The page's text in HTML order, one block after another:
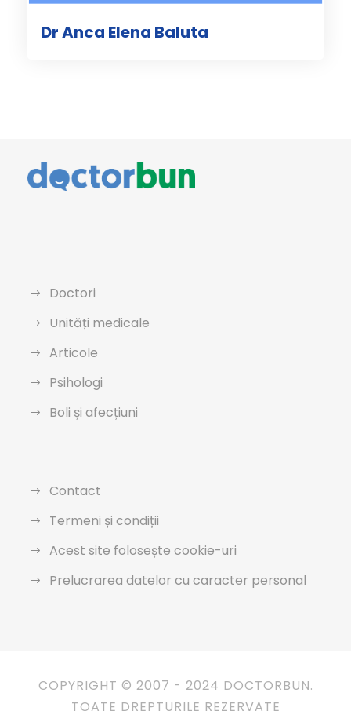
Dr Anca Elena Baluta
Doctori
Unități medicale
Articole
Psihologi
Boli și afecțiuni
Contact
Termeni și condiții
Acest site folosește cookie-uri
Prelucrarea datelor cu caracter personal
COPYRIGHT © 2007 - 2024 DOCTORBUN.
TOATE DREPTURILE REZERVATE